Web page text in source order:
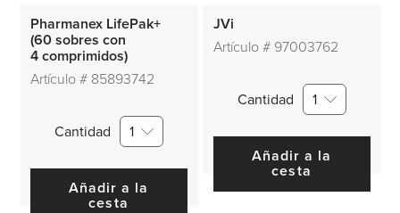
Pharmanex LifePak+
(60 sobres con
4 comprimidos)
Artículo # 85893742
Cantidad 1
Añadir a la
cesta
JVi
Artículo # 97003762
Cantidad 1
Añadir a la
cesta